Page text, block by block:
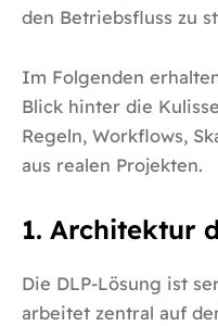
den Betriebsfluss zu
Im Folgenden
Blick hinter die
Regeln, Workflows,
aus realen Projekten.
1. Architektur
Die DLP-Lösung ist
arbeitet zentral auf